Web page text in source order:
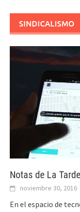
SINDICALISMO
Notas de La
noviembre 30, 2016
En el espacio de